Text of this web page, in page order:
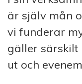
är själv mån
vi funderar
gäller särskilt
ut och